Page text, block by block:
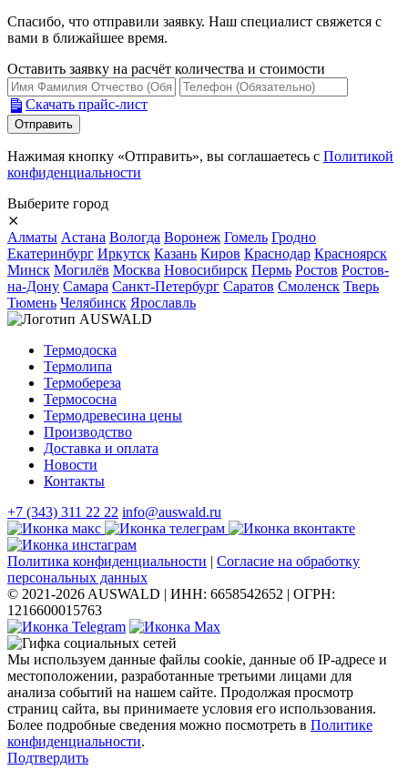
Спасибо, что отправили заявку. Наш специалист свяжется с
вами в ближайшее время.
Оставить заявку на расчёт количества и стоимости
Скачать прайс-лист
Нажимая кнопку «Отправить», вы соглашаетесь с Политикой
конфиденциальности
Выберите город
⨯
Алматы Астана Вологда Воронеж Гомель Гродно
Екатеринбург Иркутск Казань Киров Краснодар Красноярск
Минск Могилёв Москва Новосибирск Пермь Ростов Ростов-
на-Дону Самара Санкт-Петербург Саратов Смоленск Тверь
Тюмень Челябинск Ярославль
Термодоска
Термолипа
Термобереза
Термососна
Термодревесина цены
Производство
Доставка и оплата
Новости
Контакты
+7 (343) 311 22 22 info@auswald.ru
Политика конфиденциальности | Согласие на обработку
персональных данных
© 2021-2026 AUSWALD | ИНН: 6658542652 | ОГРН:
1216600015763
Мы используем данные файлы cookie, данные об IP-адресе и
местоположении, разработанные третьими лицами для
анализа событий на нашем сайте. Продолжая просмотр
страниц сайта, вы принимаете условия его использования.
Более подробные сведения можно посмотреть в Политике
конфиденциальности.
Подтвердить